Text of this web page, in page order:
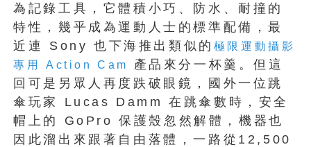
為記錄工具，它體積小巧、防水、耐撞的
特性，幾乎成為運動人士的標準配備，最
近連 Sony 也下海推出類似的 極限運動攝影
專用 Action Cam 產品來分一杯羹。但這
回可是另眾人再度跌破眼鏡，國外一位跳
傘玩家 Lucas Damm 在跳傘數時，安全
帽上的 GoPro 保護殼忽然解體，機器也
因此溜出來跟著自由落體，一路從12,500